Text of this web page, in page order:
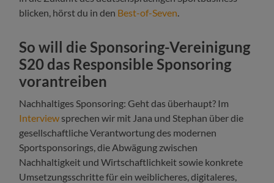
blicken, hörst du in den Best-of-Seven
So will die Sponsoring-Vereinigung
S20 das Responsible Sponsoring
vorantreiben
Nachhaltiges Sponsoring: Geht das überhaupt? Im
Interview sprechen wir mit Jana und Stephan über die
gesellschaftliche Verantwortung des modernen
Sportsponsorings, die Abwägung zwischen
Nachhaltigkeit und Wirtschaftlichkeit sowie konkrete
Umsetzungsschritte für ein weiblicheres, digitaleres,